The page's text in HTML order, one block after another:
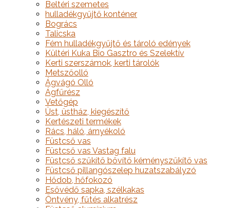
Beltéri szemetes
hulladékgyűjtő konténer
Bogrács
Talicska
Fém hulladékgyűjtő és tároló edények
Kültéri Kuka Bio Gasztro és Szelektív
Kerti szerszámok, kerti tárolók
Metszőolló
Ágvágó Olló
Ágfűrész
Vetőgép
Üst, üstház, kiegészítő
Kertészeti termékek
Rács, háló, árnyékoló
Füstcső vas
Füstcső vas Vastag falu
Füstcső szűkítő bővítő kéményszűkítő vas
Füstcső pillangószelep huzatszabályzó
Hődob, hőfokozó
Esővédő sapka, szélkakas
Öntvény, fűtés alkatrész